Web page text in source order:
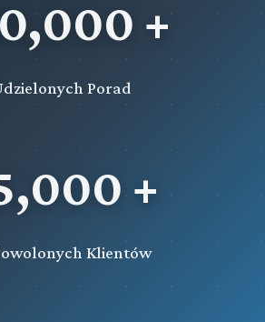
+
Porad
+
Klientów